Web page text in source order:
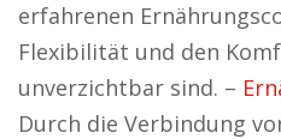
erfahrenen
Flexibilität und den
unverzichtbar sind. –
Durch die Verbindung